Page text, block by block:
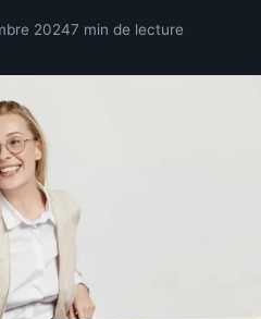
20247 min de lecture